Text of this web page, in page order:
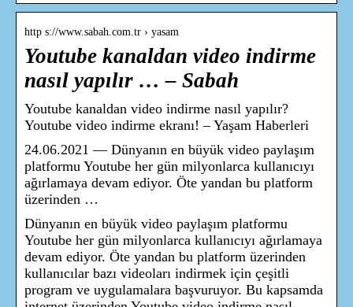
http s://www.sabah.com.tr › yasam
Youtube kanaldan video indirme
nasıl yapılır … – Sabah
Youtube kanaldan video indirme nasıl yapılır?
Youtube video indirme ekranı! – Yaşam Haberleri
24.06.2021 — Dünyanın en büyük video paylaşım
platformu Youtube her gün milyonlarca kullanıcıyı
ağırlamaya devam ediyor. Öte yandan bu platform
üzerinden …
Dünyanın en büyük video paylaşım platformu
Youtube her gün milyonlarca kullanıcıyı ağırlamaya
devam ediyor. Öte yandan bu platform üzerinden
kullanıcılar bazı videoları indirmek için çeşitli
program ve uygulamalara başvuruyor. Bu kapsamda